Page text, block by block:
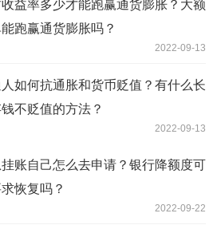
益率多少才能跑赢通货膨胀？大额
跑赢通货膨胀吗？
2022-09-13
如何抗通胀和货币贬值？有什么长
不贬值的方法？
2022-09-13
账自己怎么去申请？银行降额度可
恢复吗？
2022-09-22